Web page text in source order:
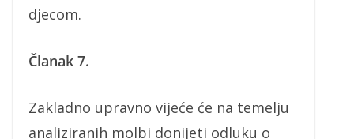
djecom.
Članak 7.
Zakladno upravno vijeće će na temelju
analiziranih molbi donijeti odluku o